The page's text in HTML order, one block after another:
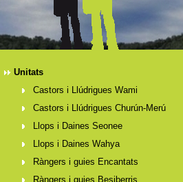
Unitats
Castors i Llúdrigues Wami
Castors i Llúdrigues Churún-Merú
Llops i Daines Seonee
Llops i Daines Wahya
Ràngers i guies Encantats
Ràngers i guies Besiberris